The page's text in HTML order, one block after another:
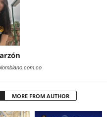
MORE FROM AUTHOR